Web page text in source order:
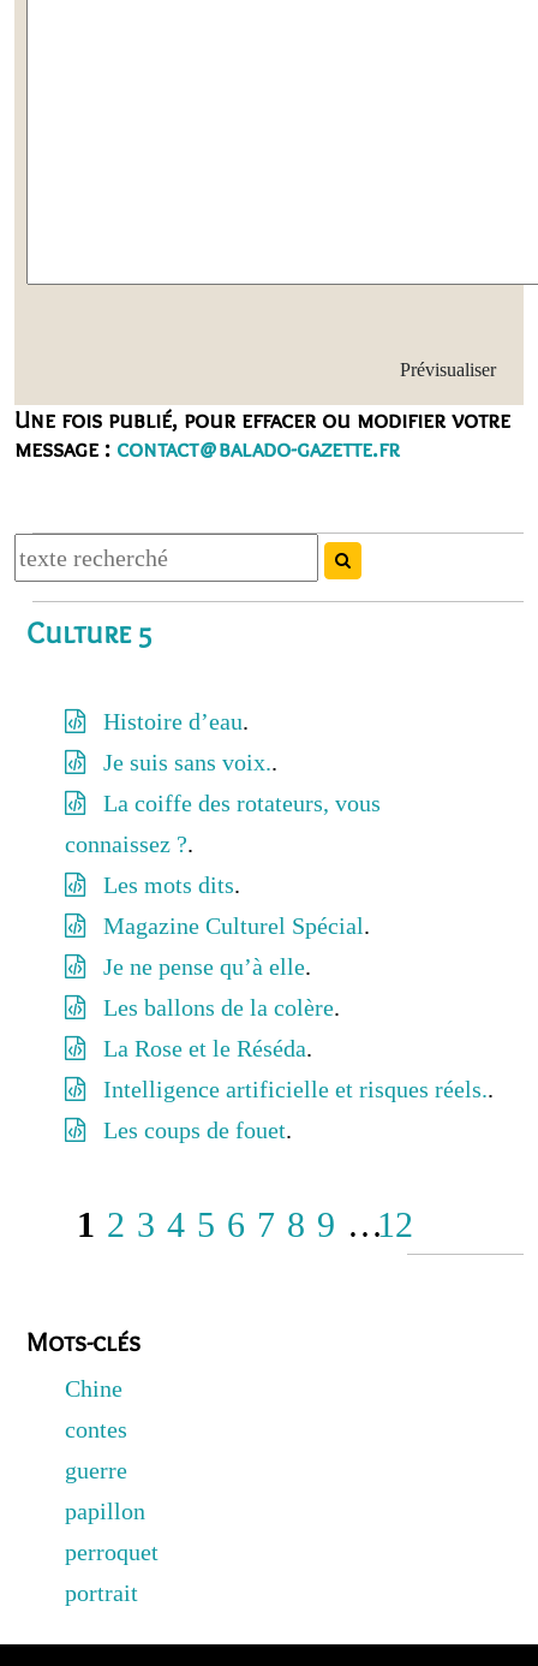
Une fois publié, pour effacer ou modifier votre
message : contact@balado-gazette.fr
Culture 5
Histoire d’eau.
Je suis sans voix..
La coiffe des rotateurs, vous
connaissez ?.
Les mots dits.
Magazine Culturel Spécial.
Je ne pense qu’à elle.
Les ballons de la colère.
La Rose et le Réséda.
Intelligence artificielle et risques réels..
Les coups de fouet.
1 2 3 4 5 6 7 8 9 …12
Mots-clés
Chine
contes
guerre
papillon
perroquet
portrait